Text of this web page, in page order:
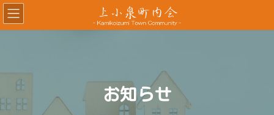
コ
ン
テ
ッ
ナ
ビ
ゲ
移
お知らせ